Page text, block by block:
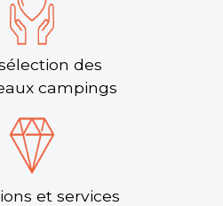
des
campings
et services